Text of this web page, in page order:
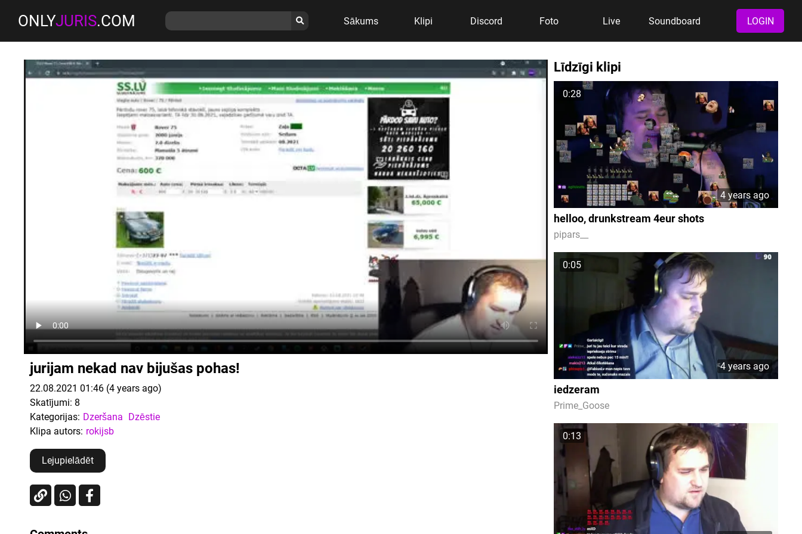
ONLYJURIS.COM Sākums Klipi Discord Foto Live Soundboard LOGIN
jurijam nekad nav bijušas pohas!
22.08.2021 01:46 (4 years ago)
Skatījumi: 8
Kategorijas: Dzeršana Dzēstie
Klipa autors: rokijsb
Lejupielādēt
Līdzīgi klipi
0:28
4 years ago
helloo, drunkstream 4eur shots
pipars__
0:05
4 years ago
iedzeram
Prime_Goose
0:13